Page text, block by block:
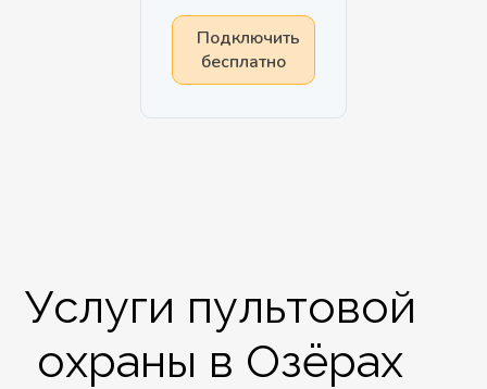
Подключить
бесплатно
Услуги пультовой
охраны в Озёрах